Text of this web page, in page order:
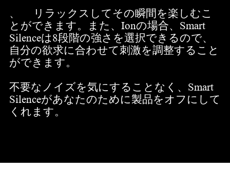
、 リラックスしてその瞬間を楽しむこ
とができます。また、Ionの場合、Smart
Silenceは8段階の強さを選択できるので、
自分の欲求に合わせて刺激を調整すること
ができます。
不要なノイズを気にすることなく、Smart
Silenceがあなたのために製品をオフにして
くれます。